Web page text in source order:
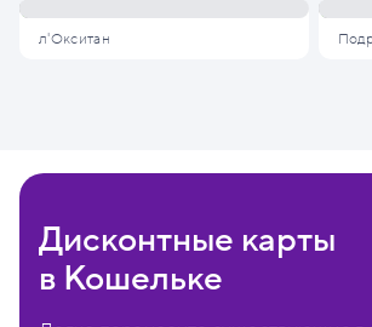
л'Окситан
Дисконтные карты
в Кошельке